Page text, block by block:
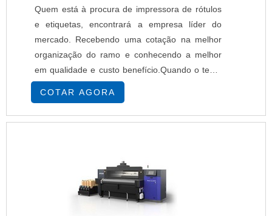
Quem está à procura de impressora de rótulos
e etiquetas, encontrará a empresa líder do
mercado. Recebendo uma cotação na melhor
organização do ramo e conhecendo a melhor
em qualidade e custo benefício.Quando o tema
é impressora de rótulos e etiquetas, com os
melhores profissionais da EPcenter atingirá
excelente custo-benefício com pagamento
muitas maneiras eficientes de ...
COTAR AGORA